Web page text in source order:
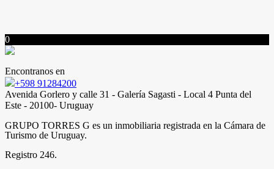
0
Encontranos en
+598 91284200
Avenida Gorlero y calle 31 - Galería Sagasti - Local 4 Punta del
Este - 20100- Uruguay
GRUPO TORRES G es un inmobiliaria registrada en la Cámara de
Turismo de Uruguay.
Registro 246.